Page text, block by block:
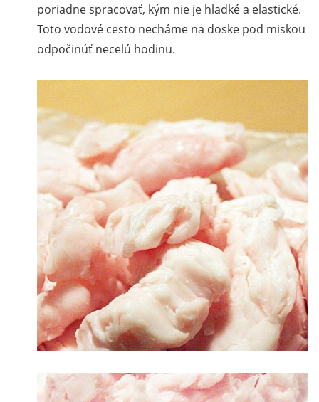
poriadne spracovať, kým nie je hladké a elastické.
Toto vodové cesto necháme na doske pod miskou
odpočinúť necelú hodinu.